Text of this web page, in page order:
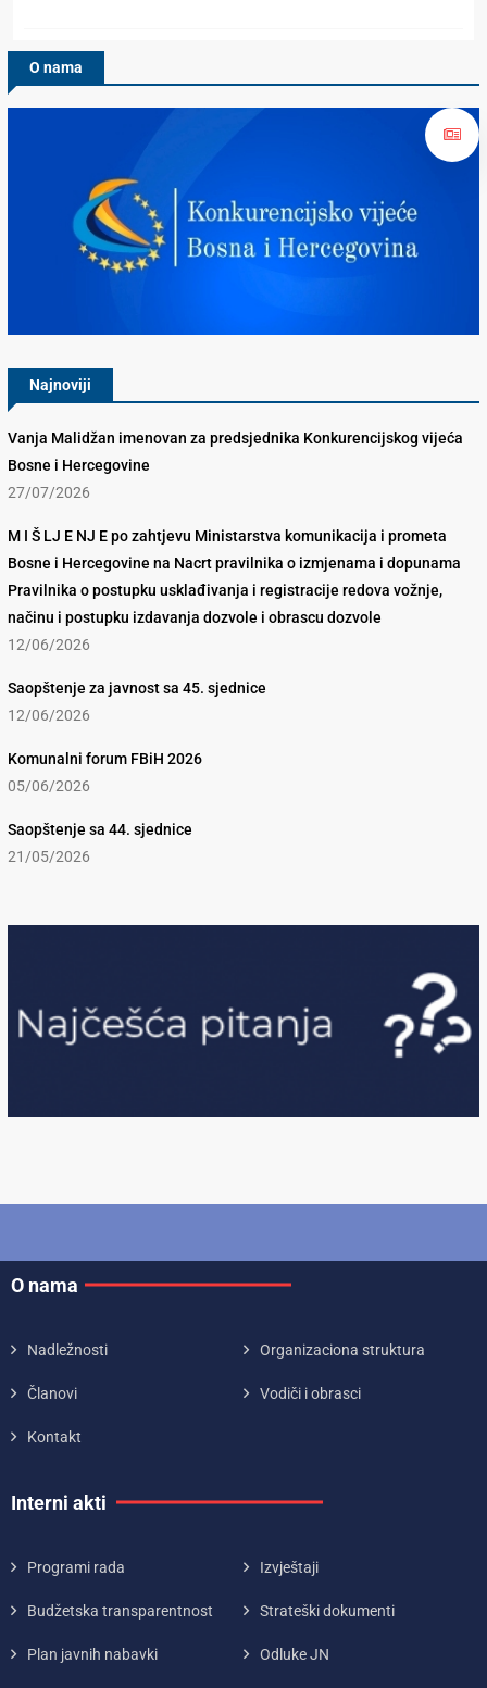
O nama
Najnoviji
Vanja Malidžan imenovan za predsjednika Konkurencijskog vijeća
Bosne i Hercegovine
27/07/2026
M I Š LJ E NJ E po zahtjevu Ministarstva komunikacija i prometa
Bosne i Hercegovine na Nacrt pravilnika o izmjenama i dopunama
Pravilnika o postupku usklađivanja i registracije redova vožnje,
načinu i postupku izdavanja dozvole i obrascu dozvole
12/06/2026
Saopštenje za javnost sa 45. sjednice
12/06/2026
Komunalni forum FBiH 2026
05/06/2026
Saopštenje sa 44. sjednice
21/05/2026
O nama
Nadležnosti Organizaciona struktura
Članovi Vodiči i obrasci
Kontakt
Interni akti
Programi rada Izvještaji
Budžetska transparentnost Strateški dokumenti
Plan javnih nabavki Odluke JN